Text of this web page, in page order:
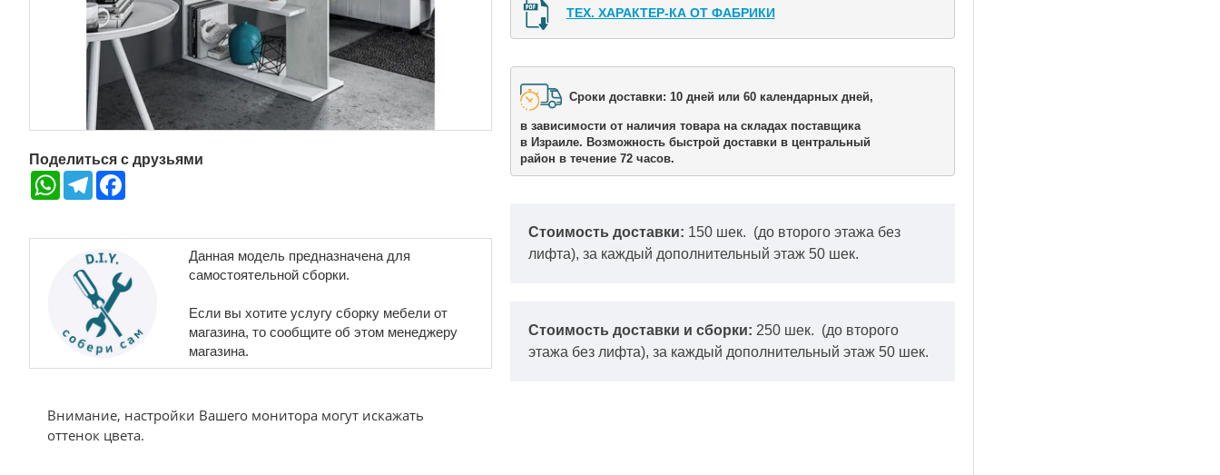
Поделиться с друзьями
WhatsAppTelegram
Данная модель предназначена для
самостоятельной сборки.
Если вы хотите услугу сборку мебели от
магазина, то сообщите об этом менеджеру
магазина.
Внимание, настройки Вашего монитора могут искажать
оттенок цвета.
ТЕХ. ХАРАКТЕР-КА ОТ ФАБРИКИ
Сроки доставки: 10 дней или 60 календарных дней,
в зависимости от наличия товара на складах поставщика
в Израиле. Возможность быстрой доставки в центральный
район в течение 72 часов.
Стоимость доставки: 150 шек. (до второго этажа без
лифта), за каждый дополнительный этаж 50 шек.
Стоимость доставки и сборки: 250 шек. (до второго
этажа без лифта), за каждый дополнительный этаж 50 шек.